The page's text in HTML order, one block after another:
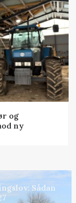
og
ny
Sådan